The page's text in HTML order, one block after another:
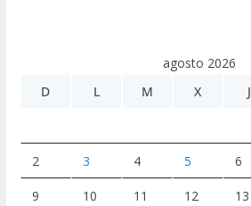
agosto 2026
D
L M X J
2 3 4 5 6
9 10 11 12 13